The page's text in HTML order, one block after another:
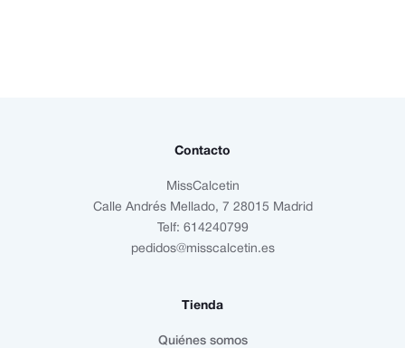
Contacto
MissCalcetin
Calle Andrés Mellado, 7 28015 Madrid
Telf: 614240799
pedidos@misscalcetin.es
Tienda
Quiénes somos